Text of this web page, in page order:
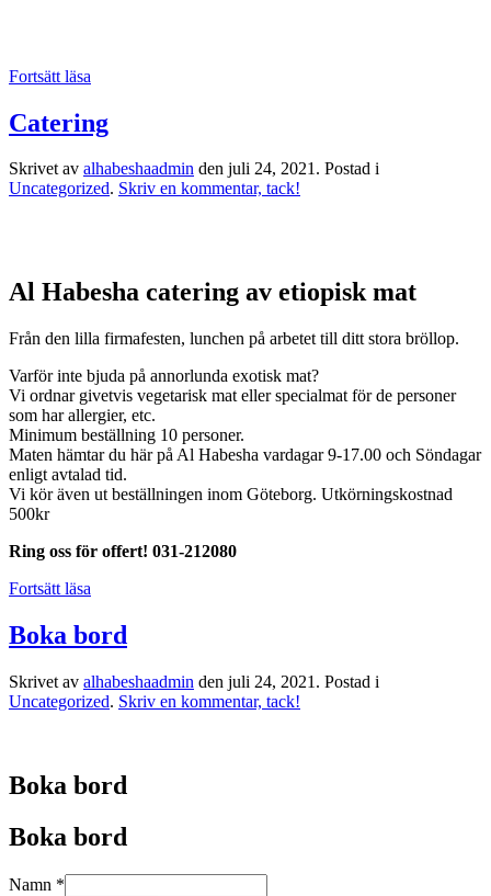
Fortsätt läsa
Catering
Skrivet av alhabeshaadmin den juli 24, 2021. Postad i
Uncategorized. Skriv en kommentar, tack!
Al Habesha catering av etiopisk mat
Från den lilla firmafesten, lunchen på arbetet till ditt stora bröllop.
Varför inte bjuda på annorlunda exotisk mat?
Vi ordnar givetvis vegetarisk mat eller specialmat för de personer
som har allergier, etc.
Minimum beställning 10 personer.
Maten hämtar du här på Al Habesha vardagar 9-17.00 och Söndagar
enligt avtalad tid.
Vi kör även ut beställningen inom Göteborg. Utkörningskostnad
500kr
Ring oss för offert! 031-212080
Fortsätt läsa
Boka bord
Skrivet av alhabeshaadmin den juli 24, 2021 . Postad i
Uncategorized. Skriv en kommentar, tack!
Boka bord
Boka bord
Namn *